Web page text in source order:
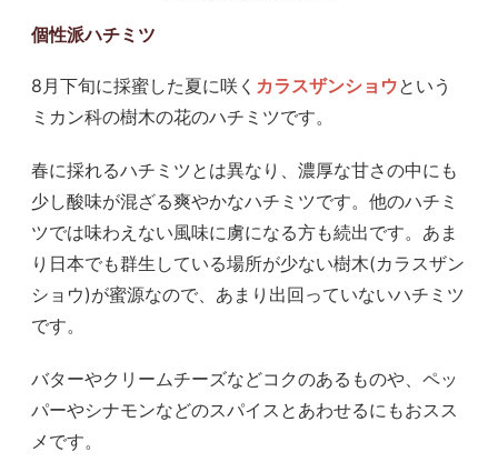
個性派ハチミツ
8月下旬に採蜜した夏に咲く カラスザンショウという
ミカン科の樹木の花のハチミツです。
春に採れるハチミツとは異なり、濃厚な甘さの中にも
少し酸味が混ざる爽やかなハチミツです。他のハチミ
ツでは味わえない風味に虜になる方も続出です。あま
り日本でも群生している場所が少ない樹木(カラスザン
ショウ)が蜜源なので、あまり出回っていないハチミツ
です。
バターやクリームチーズなどコクのあるものや、ペッ
パーやシナモンなどのスパイスとあわせるにもおスス
メです。